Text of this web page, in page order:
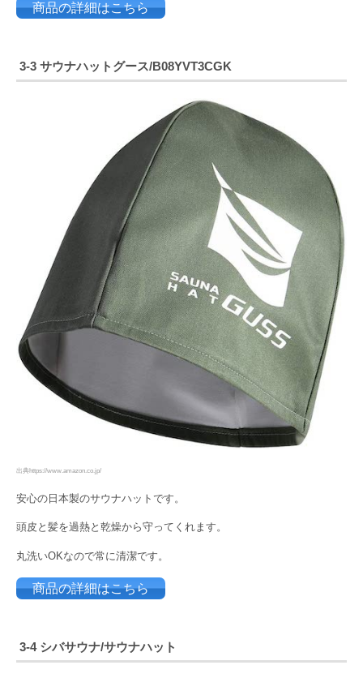
商品の詳細はこちら
3-3 サウナハットグース/B08YVT3CGK
出典https://www.amazon.co.jp/
安心の日本製のサウナハットです。
頭皮と髪を過熱と乾燥から守ってくれます。
丸洗いOKなので常に清潔です。
商品の詳細はこちら
3-4 シバサウナ/サウナハット